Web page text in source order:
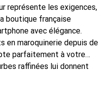
représente les exigences,
boutique française
avec élégance.
en maroquinerie depuis de
parfaitement à votre
raffinées lui donnent
La marque